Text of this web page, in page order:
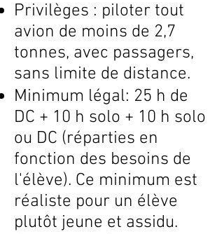
Privilèges : piloter tout
avion de moins de 2,7
tonnes, avec passagers,
sans limite de distance.
Minimum légal: 25 h de
DC + 10 h solo + 10 h solo
ou DC (réparties en
fonction des besoins de
l'élève). Ce minimum est
réaliste pour un élève
plutôt jeune et assidu.